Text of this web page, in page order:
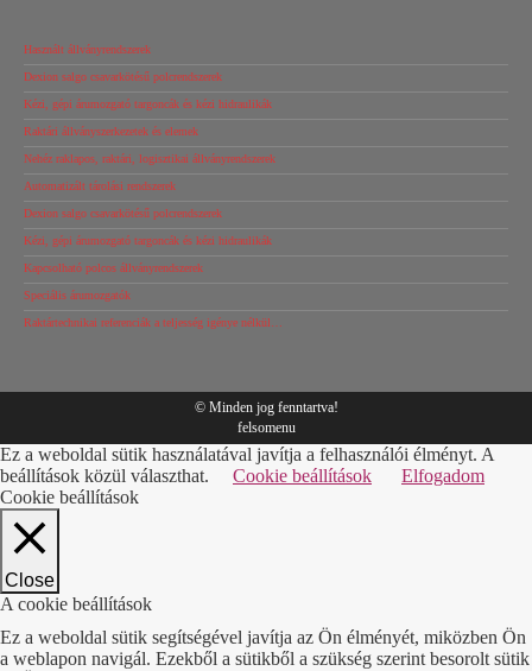
Használt állványrendszerek
Dexion salgo csavarkötésű polcrendszerek
Kézi, gépi árumozgató targoncák és kézi hidraulikák
Raktári állványszerkezetek és elemek
Nehéz raklapos, raktári, logisztikai állványrendszerek
Automatizált tárolási rendszerek
Dexion salgo csavarkötésű polcrendszerek
Kézi, gépi árumozgató targoncák és kézi hidraulikák
Kapcsolható polcos állványrendszerek
Speciális árumozgatók
Raktártechnikai referenciák a teljesség igénye nélkül…
© Minden jog fenntartva!
felsomenu
Ez a weboldal sütik használatával javítja a felhasználói élményt. A
beállítások közül választhat.
Cookie beállítások
Elfogadom
Cookie beállítások
Close
A cookie beállítások
Ez a weboldal sütik segítségével javítja az Ön élményét, miközben Ön
a weblapon navigál. Ezekből a sütikből a szükség szerint besorolt sütik